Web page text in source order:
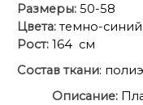
Размеры: 50-58
Цвета: темно-синий
Рост: 164 см
Состав ткани:
Описание: